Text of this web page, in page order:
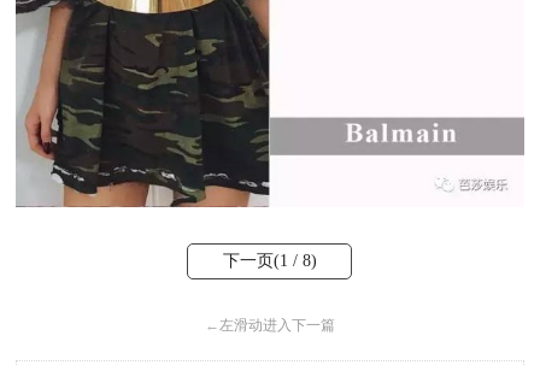
下一页(1 / 8)
← 左滑动进入下一篇